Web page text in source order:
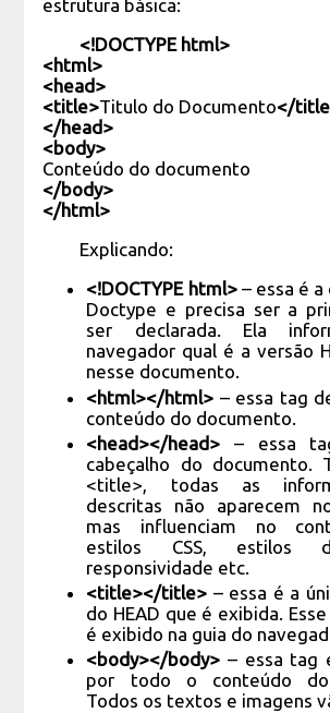
estrutura básica:
<!DOCTYPE html>
<html>
<head>
<title>Titulo do Documento</
</head>
<body>
Conteúdo do documento
</body>
</html>
Explicando:
<!DOCTYPE html>– essa é a
Doctype e precisa ser a
ser declarada. Ela
navegador qual é a versão
nesse documento.
<html></html> – essa tag
conteúdo do documento.
<head></head> – essa
cabeçalho do documento.
<title>, todas as
descritas não aparecem
mas influenciam no
estilos CSS, estilos
responsividade etc.
<title></title> – essa é a
do HEAD que é exibida.
é exibido na guia do
<body></body> – essa tag
por todo o conteúdo do
Todos os textos e imagens